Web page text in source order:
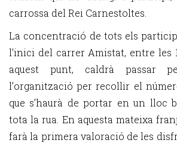
carrossa del Rei Carnestoltes.
La concentració de tots els
l’inici del carrer Amistat, entre les
aquest punt, caldrà passar
l’organització per recollir el
que s’haurà de portar en un lloc
tota la rua. En aquesta mateixa
farà la primera valoració de les